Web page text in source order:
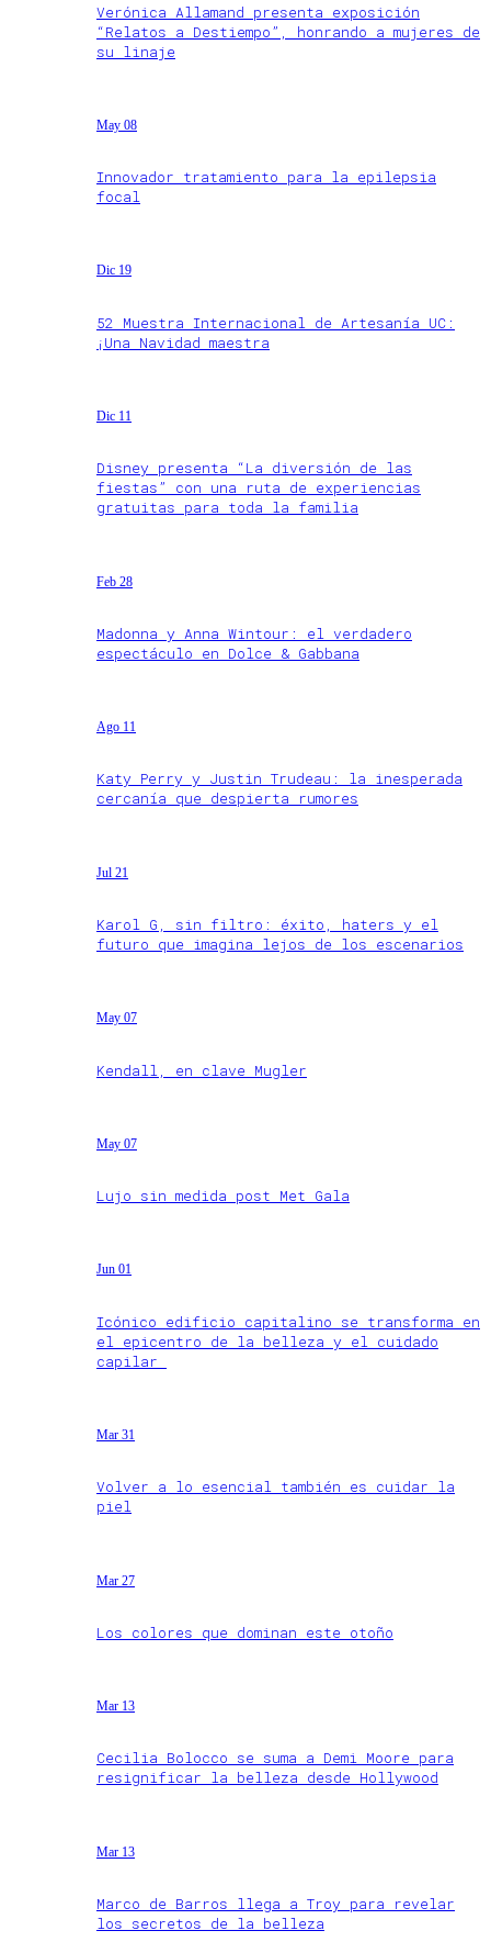
Verónica Allamand presenta exposición
“Relatos a Destiempo”, honrando a mujeres de
su linaje
May 08
Innovador tratamiento para la epilepsia
focal
Dic 19
52 Muestra Internacional de Artesanía UC:
¡Una Navidad maestra
Dic 11
Disney presenta “La diversión de las
fiestas” con una ruta de experiencias
gratuitas para toda la familia
Feb 28
Madonna y Anna Wintour: el verdadero
espectáculo en Dolce & Gabbana
Ago 11
Katy Perry y Justin Trudeau: la inesperada
cercanía que despierta rumores
Jul 21
Karol G, sin filtro: éxito, haters y el
futuro que imagina lejos de los escenarios
May 07
Kendall, en clave Mugler
May 07
Lujo sin medida post Met Gala
Jun 01
Icónico edificio capitalino se transforma en
el epicentro de la belleza y el cuidado
capilar
Mar 31
Volver a lo esencial también es cuidar la
piel
Mar 27
Los colores que dominan este otoño
Mar 13
Cecilia Bolocco se suma a Demi Moore para
resignificar la belleza desde Hollywood
Mar 13
Marco de Barros llega a Troy para revelar
los secretos de la belleza